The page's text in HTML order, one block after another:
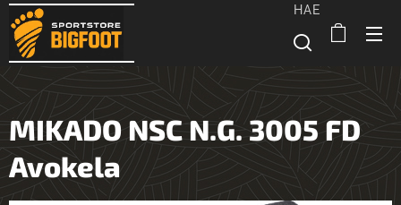
HAE
MIKADO NSC N.G. 3005 FD
Avokela